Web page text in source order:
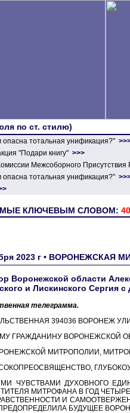
по ст. стилю)
тотальная унификация?"
"Подари книгу" >>>
Межсоборного
тотальная унификация?"
КЛЮЧЕВЫМ СЛОВОМ:
2023 г • ВОРОНЕЖСКАЯ
Воронежской области
и Лискинского Сергия
телеграмма.
394036 ВОРОНЕЖ
ГРАЖДАНИНУ ВОРОНЕЖСКОЙ
МИТРОПОЛИИ,
ЧУВСТВАМИ ДУХОВНОГО
МИТРОФАНА В ГОД
И
БУДУЩЕЕ